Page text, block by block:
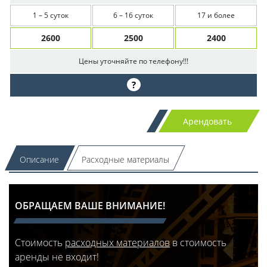
1 – 5 суток 6 – 16 суток 17 и более
2600 2500 2400
Цены уточняйте по телефону!!!
?
Арендовать
Описание Расходные материалы
ОБРАЩАЕМ ВАШЕ ВНИМАНИЕ!
Стоимость расходных материаловв стоимость
аренды не входит!